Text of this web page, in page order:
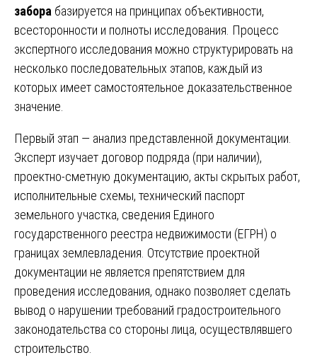
забора базируется на принципах объективности,
всесторонности и полноты исследования. Процесс
экспертного исследования можно структурировать на
несколько последовательных этапов, каждый из
которых имеет самостоятельное доказательственное
значение.
Первый этап — анализ представленной документации.
Эксперт изучает договор подряда (при наличии),
проектно-сметную документацию, акты скрытых работ,
исполнительные схемы, технический паспорт
земельного участка, сведения Единого
государственного реестра недвижимости (ЕГРН) о
границах землевладения. Отсутствие проектной
документации не является препятствием для
проведения исследования, однако позволяет сделать
вывод о нарушении требований градостроительного
законодательства со стороны лица, осуществлявшего
строительство.